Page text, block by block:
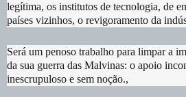
legítima, os institutos de tecnologia, de
países vizinhos, o revigoramento da
Será um penoso trabalho para limpar a
da sua guerra das Malvinas: o apoio
inescrupuloso e sem noção.,